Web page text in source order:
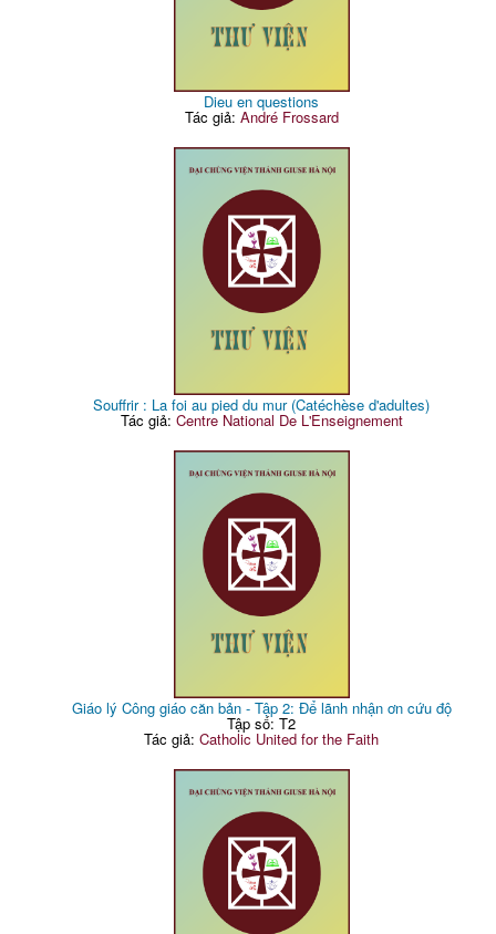
Dieu en questions
Tác giả: André Frossard
Souffrir : La foi au pied du mur (Catéchèse d'adultes)
Tác giả: Centre National De L'Enseignement
Giáo lý Công giáo căn bản - Tập 2: Để lãnh nhận ơn cứu độ
Tập số: T2
Tác giả:Catholic United for the Faith